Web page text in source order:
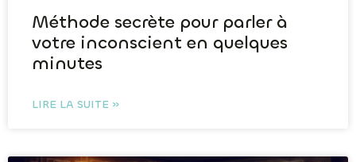
Méthode secrète pour parler à
votre inconscient en quelques
minutes
LIRE LA SUITE »